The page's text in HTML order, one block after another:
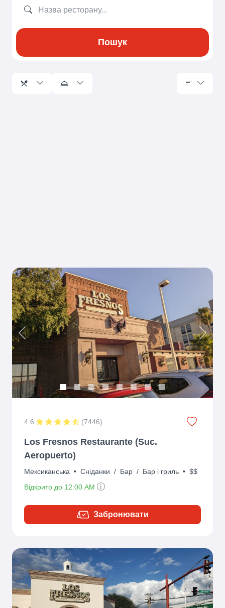
Пошук
Previous Next
4.6 (7446)
Los Fresnos Restaurante (Suc.
Aeropuerto)
Мексиканська • Сніданки / Бар / Бар і гриль • $$
Відкрито до 12:00 AM
Забронювати